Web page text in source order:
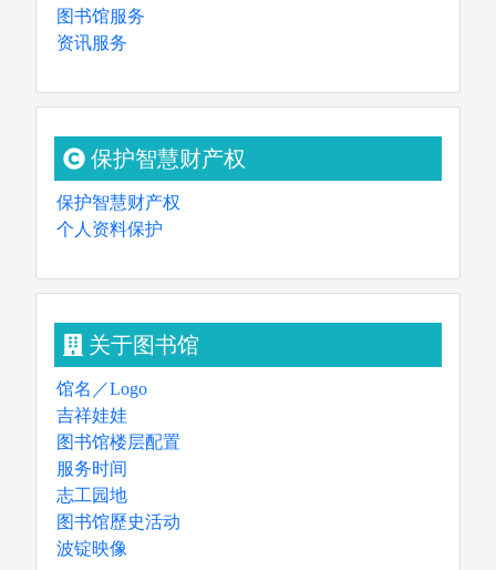
图书馆服务
资讯服务
保护智慧财产权
保护智慧财产权
个人资料保护
关于图书馆
馆名／Logo
吉祥娃娃
图书馆楼层配置
服务时间
志工园地
图书馆歷史活动
波锭映像